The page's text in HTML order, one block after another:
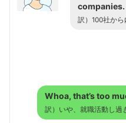
companies.
訳）100社から
Whoa, that’s too
訳）いや、就職活動し過